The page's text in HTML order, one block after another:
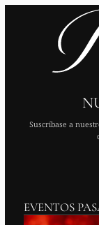
Suscríbase a
EVENTOS